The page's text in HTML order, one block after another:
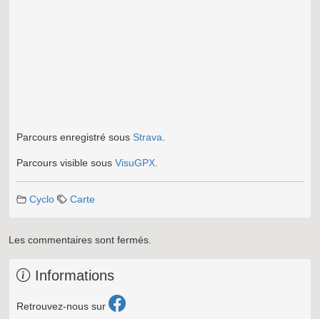
Parcours enregistré sous Strava
Parcours visible sous VisuGPX
Cyclo Carte
Les commentaires sont fermés.
Informations
Retrouvez-nous sur